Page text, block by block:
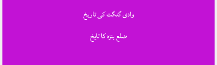
وادی گلگت کی تاریخ
ضلع ہنزہ کا تایخ